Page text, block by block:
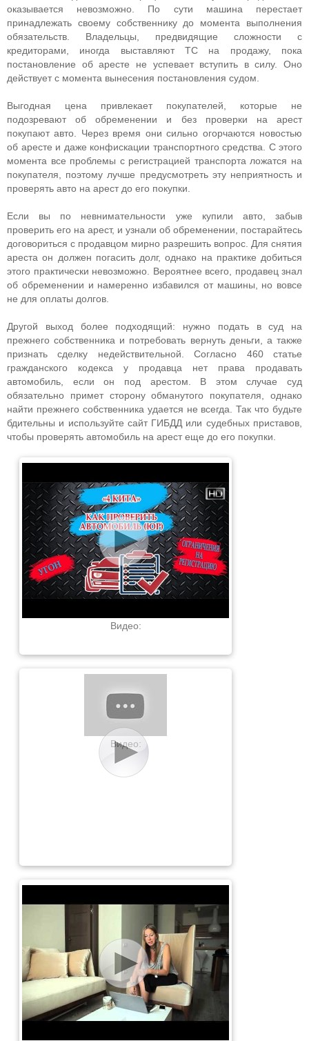
оказывается невозможно. По сути машина перестает
принадлежать своему собственнику до момента выполнения
обязательств. Владельцы, предвидящие сложности с
кредиторами, иногда выставляют ТС на продажу, пока
постановление об аресте не успевает вступить в силу. Оно
действует с момента вынесения постановления судом.
Выгодная цена привлекает покупателей, которые не
подозревают об обременении и без проверки на арест
покупают авто. Через время они сильно огорчаются новостью
об аресте и даже конфискации транспортного средства. С этого
момента все проблемы с регистрацией транспорта ложатся на
покупателя, поэтому лучше предусмотреть эту неприятность и
проверять авто на арест до его покупки.
Если вы по невнимательности уже купили авто, забыв
проверить его на арест, и узнали об обременении, постарайтесь
договориться с продавцом мирно разрешить вопрос. Для снятия
ареста он должен погасить долг, однако на практике добиться
этого практически невозможно. Вероятнее всего, продавец знал
об обременении и намеренно избавился от машины, но вовсе
не для оплаты долгов.
Другой выход более подходящий: нужно подать в суд на
прежнего собственника и потребовать вернуть деньги, а также
признать сделку недействительной. Согласно 460 статье
гражданского кодекса у продавца нет права продавать
автомобиль, если он под арестом. В этом случае суд
обязательно примет сторону обманутого покупателя, однако
найти прежнего собственника удается не всегда. Так что будьте
бдительны и используйте сайт ГИБДД или судебных приставов,
чтобы проверять автомобиль на арест еще до его покупки.
Видео:
Видео: